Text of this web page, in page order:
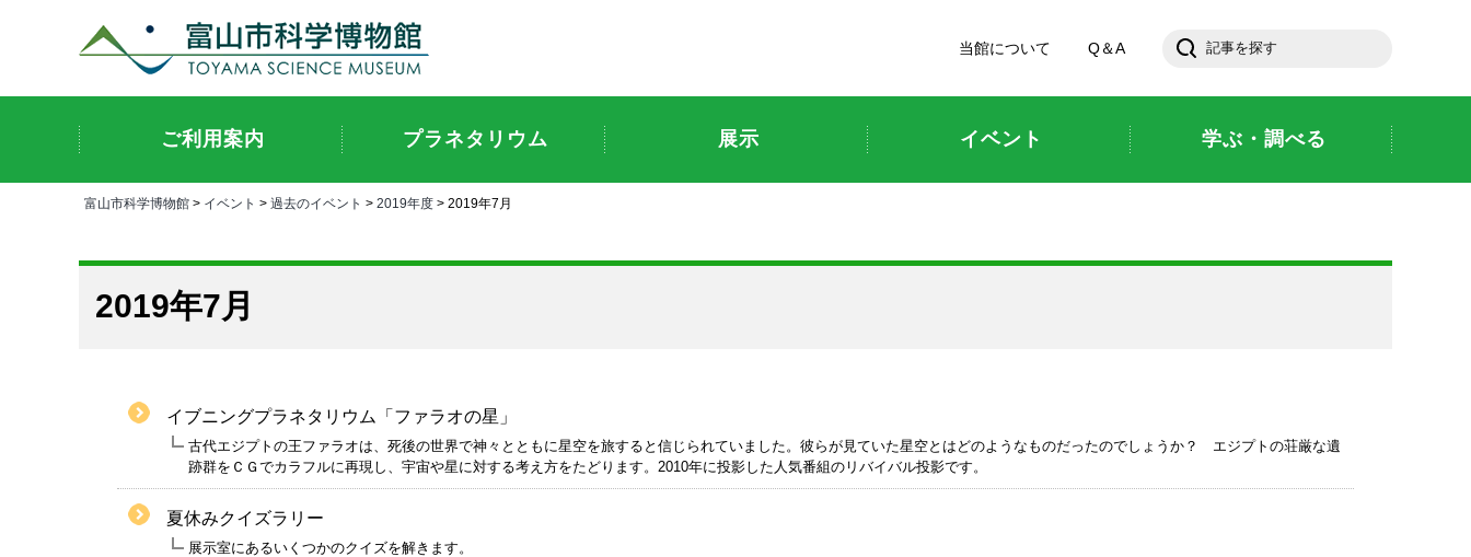
当館について
Q＆A
ご利用案内 プラネタリウム 展示 イベント 学ぶ・調べる
富山市科学博物館 > イベント > 過去のイベント > 2019年度 > 2019年7月
2019年7月
イブニングプラネタリウム「ファラオの星」
古代エジプトの王ファラオは、死後の世界で神々とともに星空を旅すると信じられていました。彼らが見ていた星空とはどのようなものだったのでしょうか？ エジプトの荘厳な遺
跡群をＣＧでカラフルに再現し、宇宙や星に対する考え方をたどります。2010年に投影した人気番組のリバイバル投影です。
夏休みクイズラリー
展示室にあるいくつかのクイズを解きます。